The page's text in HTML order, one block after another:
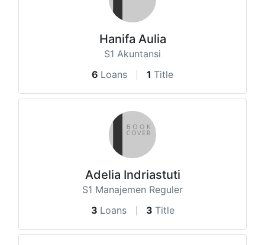
Hanifa Aulia
S1 Akuntansi
6 Loans 1 Title
Adelia Indriastuti
S1 Manajemen Reguler
3 Loans 3 Title